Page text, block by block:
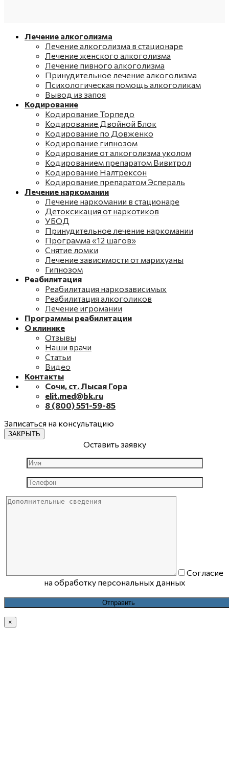
Лечение алкоголизма
Лечение алкоголизма в стационаре
Лечение женского алкоголизма
Лечение пивного алкоголизма
Принудительное лечение алкоголизма
Психологическая помощь алкоголикам
Вывод из запоя
Кодирование
Кодирование Торпедо
Кодирование Двойной Блок
Кодирование по Довженко
Кодирование гипнозом
Кодирование от алкоголизма уколом
Кодированием препаратом Вивитрол
Кодирование Налтрексон
Кодирование препаратом Эспераль
Лечение наркомании
Лечение наркомании в стационаре
Детоксикация от наркотиков
УБОД
Принудительное лечение наркомании
Программа «12 шагов»
Снятие ломки
Лечение зависимости от марихуаны
Гипнозом
Реабилитация
Реабилитация наркозависимых
Реабилитация алкоголиков
Лечение игромании
Программы реабилитации
О клинике
Отзывы
Наши врачи
Статьи
Видео
Контакты
Сочи, ст. Лысая Гора
elit.med@bk.ru
8 (800) 551-59-85
Записаться на консультацию
ЗАКРЫТЬ
Оставить заявку
Согласие
на обработку персональных данных
×